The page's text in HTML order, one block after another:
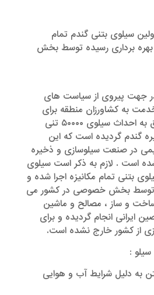
سیلوی بتنی گندم تمام
بهره برداری رسیده توسط بخش
جهت پیروی از سیاست های
به کشاورزان منطقه برای
اولین بار در کشور موفق به احداث سیلوی ۵۰۰۰۰ تنی
گندم گردیده است که این
در صنعت سیلوسازی و ذخیره
است . لازم به ذکر است سیلوی
بتنی تمام مکانیزه اجرا شده و
توسط بخش خصوصی در کشور می
و ساز ، مصالح و ماشین
ایرانی انجام گردیده و برای
از کشور خارج نشده است.
:
به دلیل شرایط آب و هوایی